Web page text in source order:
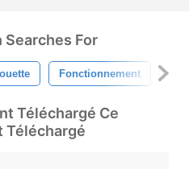
Searches For
Fonctionnement
Téléchargé Ce
Téléchargé